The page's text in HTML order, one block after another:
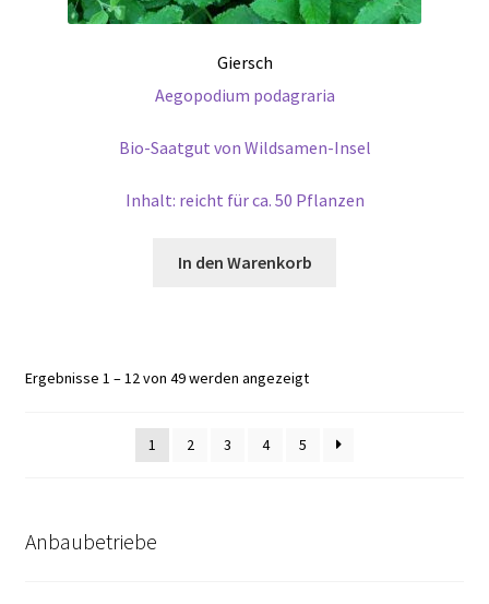
Giersch
Aegopodium podagraria
Bio-Saatgut von Wildsamen-Insel
Inhalt: reicht für ca. 50 Pflanzen
In den Warenkorb
Ergebnisse 1 – 12 von 49 werden angezeigt
1 2 3 4 5
Anbaubetriebe